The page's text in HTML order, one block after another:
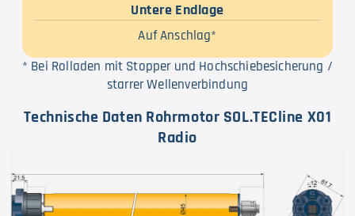
Untere Endlage
Auf Anschlag*
* Bei Rolladen mit Stopper und Hochschiebesicherung /
starrer Wellenverbindung
Technische Daten Rohrmotor SOL.TECline X01
Radio